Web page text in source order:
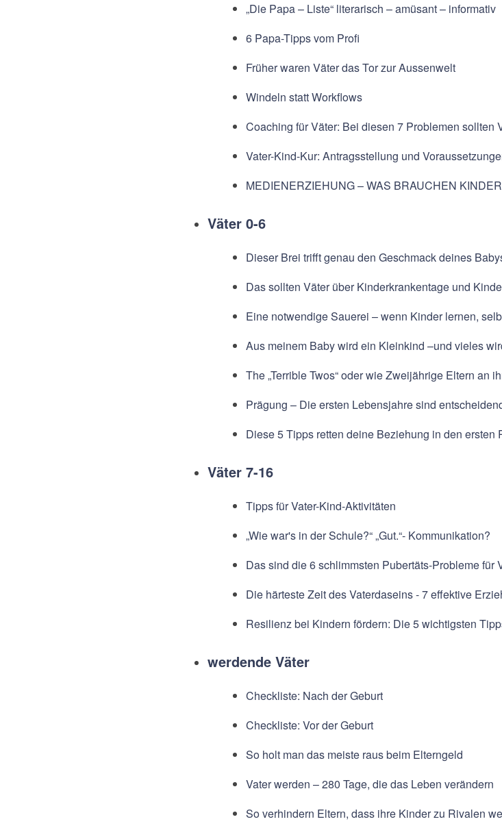
„Die Papa – Liste“ literarisch – amüsant – informativ
6 Papa-Tipps vom Profi
Früher waren Väter das Tor zur Aussenwelt
Windeln statt Workflows
Coaching für Väter: Bei diesen 7 Problemen sollten
Vater-Kind-Kur: Antragsstellung und
MEDIENERZIEHUNG – WAS BRAUCHEN
Väter 0-6
Dieser Brei trifft genau den Geschmack deines
Das sollten Väter über Kinderkrankentage und
Eine notwendige Sauerei – wenn Kinder lernen,
Aus meinem Baby wird ein Kleinkind –und vieles
The „Terrible Twos“ oder wie Zweijährige Eltern an
Prägung – Die ersten Lebensjahre sind
Diese 5 Tipps retten deine Beziehung in den ersten
Väter 7-16
Tipps für Vater-Kind-Aktivitäten
„Wie war's in der Schule?“ „Gut.“- Kommunikation?
Das sind die 6 schlimmsten Pubertäts-Probleme für
Die härteste Zeit des Vaterdaseins - 7 effektive
Resilienz bei Kindern fördern: Die 5 wichtigsten
werdende Väter
Checkliste: Nach der Geburt
Checkliste: Vor der Geburt
So holt man das meiste raus beim Elterngeld
Vater werden – 280 Tage, die das Leben verändern
So verhindern Eltern, dass ihre Kinder zu Rivalen